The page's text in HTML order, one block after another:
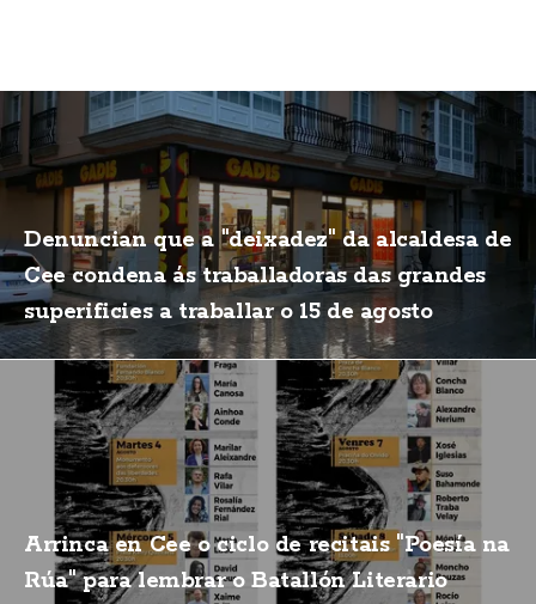
Denuncian que a "deixadez" da alcaldesa de
Cee condena ás traballadoras das grandes
superificies a traballar o 15 de agosto
Arrinca en Cee o ciclo de recitais "Poesía na
Rúa" para lembrar o Batallón Literario